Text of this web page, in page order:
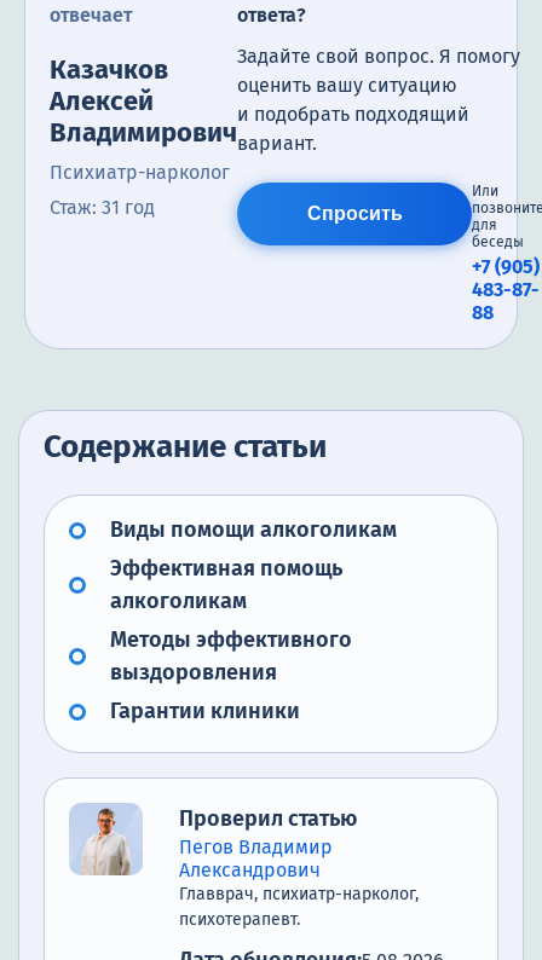
отвечает
Казачков
Алексей
Владимирович
Психиатр-нарколог
Стаж: 31 год
ответа?
Задайте свой вопрос. Я помогу
оценить вашу ситуацию
и подобрать подходящий
вариант.
Спросить
Или
для
беседы
+7 (905)
483-87-
88
Содержание статьи
Виды помощи алкоголикам
Эффективная помощь
алкоголикам
Методы эффективного
выздоровления
Гарантии клиники
Проверил статью
Пегов Владимир
Александрович
Главврач, психиатр-нарколог,
психотерапевт.